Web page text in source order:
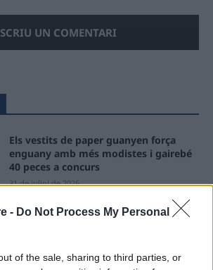
- Do Not Process My Personal
of the sale, sharing to third parties, or
Els vestits de paper guanyen força
enguany amb més modistes i gairebé
40 peces a concurs
31 de juliol de 2026
“L’eclipsi serà una oportunitat també
31 de juliol de 2026